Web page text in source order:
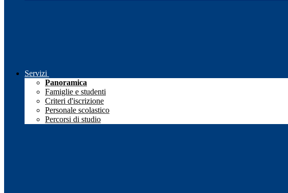
Servizi
Panoramica
Famiglie e studenti
Criteri d'iscrizione
Personale scolastico
Percorsi di studio